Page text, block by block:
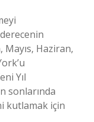
derecenin
Mayıs, Haziran,
Yıl
sonlarında
kutlamak için